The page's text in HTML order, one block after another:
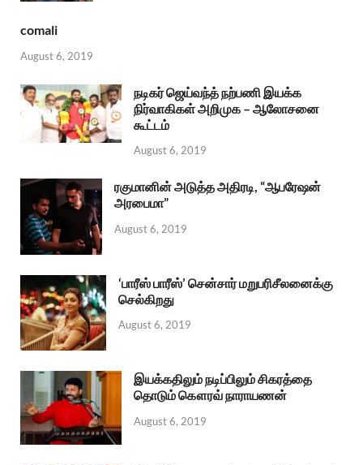
comali
August 6, 2019
நடிகர் ஜெய்வந்த் நற்பணி இயக்க
நிர்வாகிகள் அறிமுக – ஆலோசனை
கூட்டம்
August 6, 2019
ரகுமானின் அடுத்த அதிரடி, “ஆபரேஷன்
அரபைமா”
August 6, 2019
‘பாரீஸ் பாரீஸ்’ சென்சார் மறுபரிசீலனைக்கு
செல்கிறது
August 6, 2019
இயக்கதிலும் நடிப்பிலும் சிகரத்தை
தொடும் கௌரவ் நாராயணன்
August 6, 2019